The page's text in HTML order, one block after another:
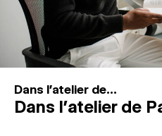
Dans l'atelier de...
Dans l’atelier de